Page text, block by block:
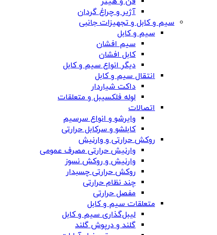
آژیر و چراغ گردان
سیم و کابل و تجهیزات جانبی
سیم و کابل
سیم افشان
کابل افشان
دیگر انواع سیم و کابل
انتقال سیم و کابل
داکت شیاردار
لوله فلکسیبل و متعلقات
اتصالات
وایرشو و انواع سرسیم
کابلشو و سرکابل حرارتی
روکش حرارتی و وارنیش
وارنیش حرارتی مصرف عمومی
وارنیش و روکش نسوز
روکش حرارتی چسبدار
چند نظام حرارتی
مفصل حرارتی
متعلقات سیم و کابل
لیبل‌گذاری سیم و کابل
گلند و درپوش گلند